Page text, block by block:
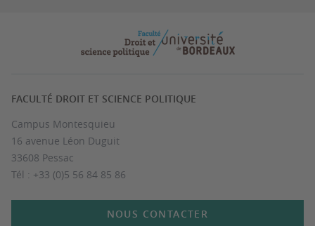
FACULTÉ DROIT ET SCIENCE POLITIQUE
Campus Montesquieu
16 avenue Léon Duguit
33608 Pessac
Tél : +33 (0)5 56 84 85 86
NOUS CONTACTER